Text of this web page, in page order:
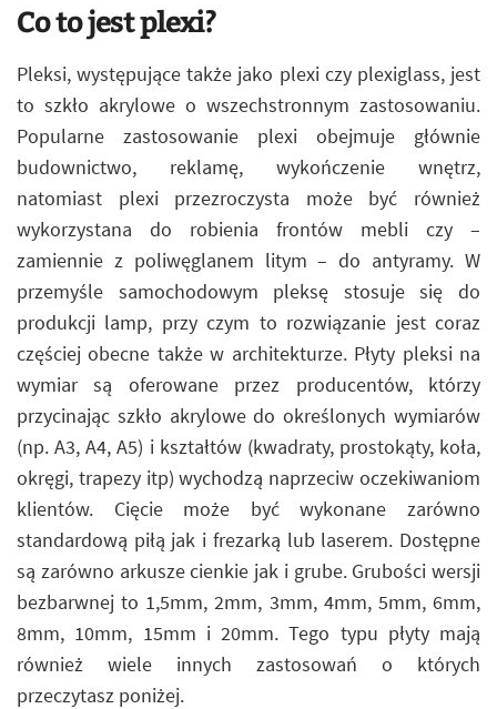
Co to jest plexi?
Pleksi, występujące także jako plexi czy plexiglass, jest
to szkło akrylowe o wszechstronnym zastosowaniu.
Popularne zastosowanie plexi obejmuje głównie
budownictwo, reklamę, wykończenie wnętrz,
natomiast plexi przezroczysta może być również
wykorzystana do robienia frontów mebli czy –
zamiennie z poliwęglanem litym – do antyramy. W
przemyśle samochodowym pleksę stosuje się do
produkcji lamp, przy czym to rozwiązanie jest coraz
częściej obecne także w architekturze. Płyty pleksi na
wymiar są oferowane przez producentów, którzy
przycinając szkło akrylowe do określonych wymiarów
(np. A3, A4, A5) i kształtów (kwadraty, prostokąty, koła,
okręgi, trapezy itp) wychodzą naprzeciw oczekiwaniom
klientów. Cięcie może być wykonane zarówno
standardową piłą jak i frezarką lub laserem. Dostępne
są zarówno arkusze cienkie jak i grube. Grubości wersji
bezbarwnej to 1,5mm, 2mm, 3mm, 4mm, 5mm, 6mm,
8mm, 10mm, 15mm i 20mm. Tego typu płyty mają
również wiele innych zastosowań o których
przeczytasz poniżej.